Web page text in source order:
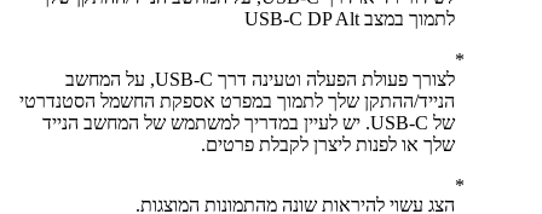
לתמוך במצב USB-C DP Alt
לצורך פעולת הפעלה וטעינה דרך USB-C, על המחשב
הנייד/ההתקן שלך לתמוך במפרט אספקת החשמל הסטנדרטי
של USB-C. יש לעיין במדריך למשתמש של המחשב הנייד
שלך או לפנות ליצרן לקבלת פרטים.
הצג עשוי להיראות שונה מהתמונות המוצגות.